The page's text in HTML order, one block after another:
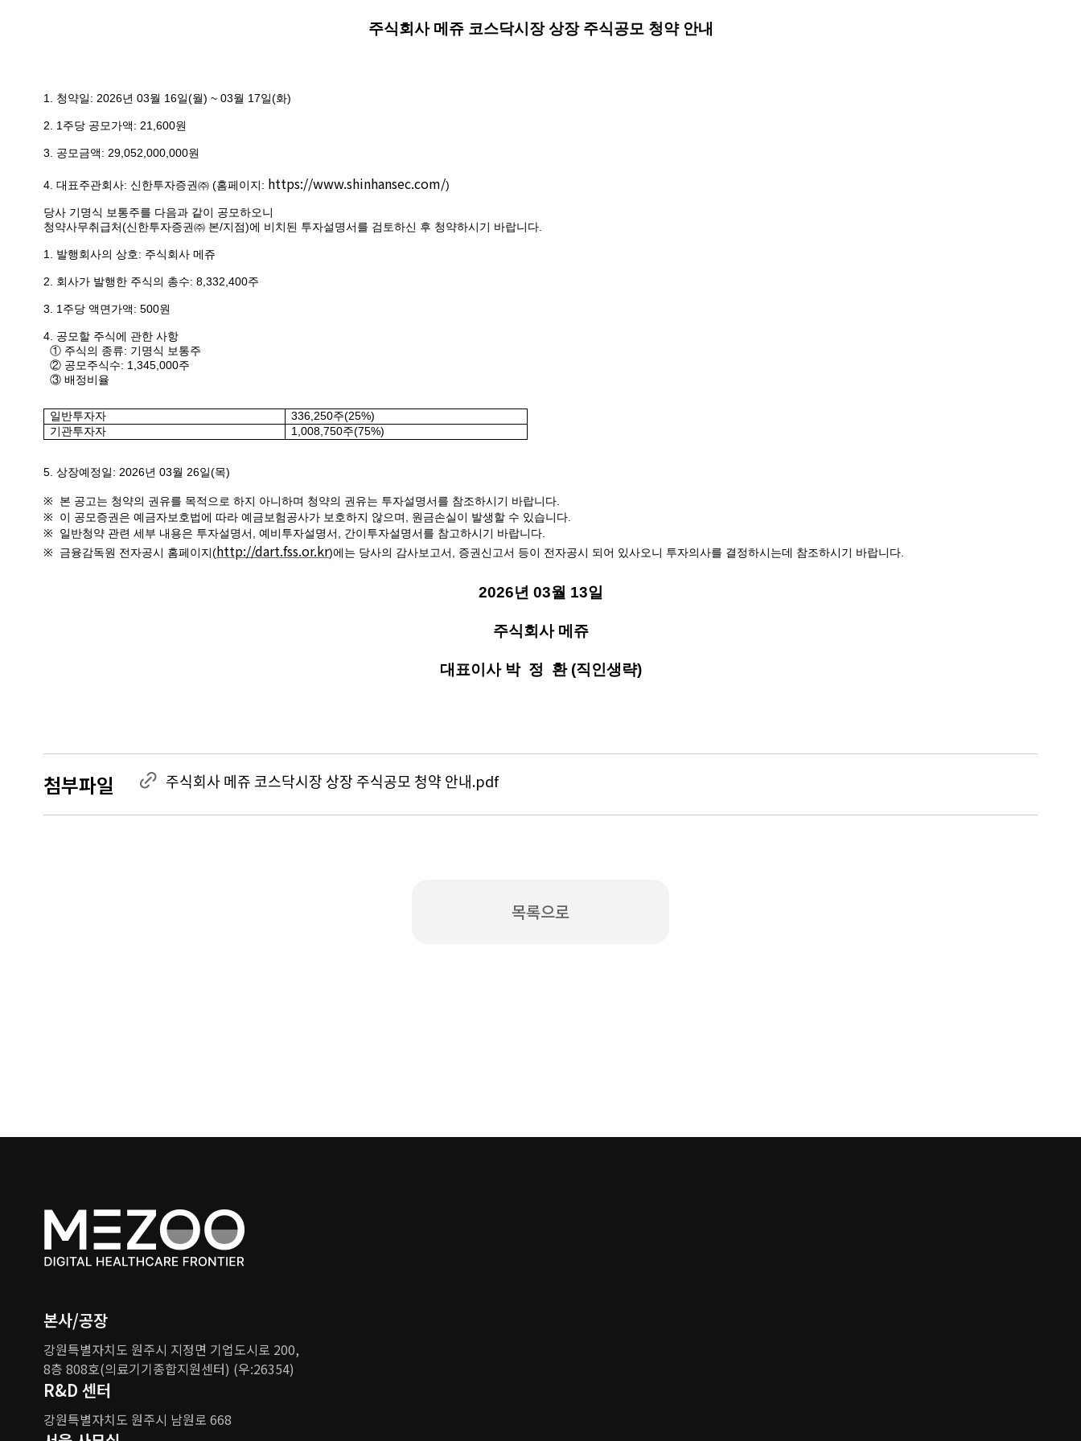
주식회사 메쥬 코스닥시장 상장 주식공모 청약 안내
1. 청약일: 2026년 03월 16일(월) ~ 03월 17일(화)
2. 1 주당 공모가액: 21,600원
3. 공모금액: 29,052,000,000원
4. 대표주관회사: 신한투자증권㈜(홈페이지: https://www.shinhansec.com/)
당사 기명식 보통주를 다음과 같이 공모하오니
청약사무취급처(신한투자증권㈜ 본/지점)에 비치된 투자설명서를 검토하신 후 청약하시기 바랍니다.
1. 발행회사의 상호: 주식회사 메쥬
2. 회사가 발행한 주식의 총수: 8,332,400주
3. 1 주당 액면가액: 500원
4. 공모할 주식에 관한 사항
① 주식의 종류: 기명식 보통주
② 공모주식수: 1,345,000주
③ 배정비율
일반투자자 336,250주(25%)
기관투자자
1,008,750주(75%)
5. 상장예정일: 2026년 03월 26일(목)
※ 본 공고는 청약의 권유를 목적으로 하지 아니하며 청약의 권유는 투자설명서를 참조하시기 바랍니다.
※
이 공모증권은 예금자보호법에 따라 예금보험공사가 보호하지 않으며, 원금손실이 발생할 수 있습니다.
※
일반청약 관련 세부 내용은 투자설명서, 예비투자설명서, 간이투자설명서를 참고하시기 바랍니다.
※
금융감독원 전자공시 홈페이지(http://dart.fss.or.kr)에는 당사의 감사보고서, 증권신고서 등이 전자공시 되어 있사오니 투자의사를 결정하시는데 참조하시기 바랍니다.
2026년 03월 13일
주식회사 메쥬
대표이사 박 정 환(직인생략)
첨부파일 주식회사 메쥬 코스닥시장 상장 주식공모 청약 안내.pdf
목록으로
본사/공장
강원특별자치도 원주시 지정면 기업도시로 200,
8층 808호(의료기기종합지원센터) (우:26354)
R&D 센터
강원특별자치도 원주시 남원로 668